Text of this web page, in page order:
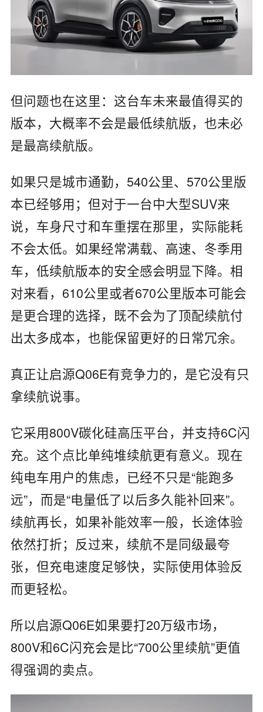
但问题也在这里：这台车未来最值得买的
版本，大概率不会是最低续航版，也未必
是最高续航版。
如果只是城市通勤，540公里、570公里版
本已经够用；但对于一台中大型SUV来
说，车身尺寸和车重摆在那里，实际能耗
不会太低。如果经常满载、高速、冬季用
车，低续航版本的安全感会明显下降。相
对来看，610公里或者670公里版本可能会
是更合理的选择，既不会为了顶配续航付
出太多成本，也能保留更好的日常冗余。
真正让启源Q06E有竞争力的，是它没有只
拿续航说事。
它采用800V碳化硅高压平台，并支持6C闪
充。这个点比单纯堆续航更有意义。现在
纯电车用户的焦虑，已经不只是“能跑多
远”，而是“电量低了以后多久能补回来”。
续航再长，如果补能效率一般，长途体验
依然打折；反过来，续航不是同级最夸
张，但充电速度足够快，实际使用体验反
而更轻松。
所以启源Q06E如果要打20万级市场，
800V和6C闪充会是比“700公里续航”更值
得强调的卖点。